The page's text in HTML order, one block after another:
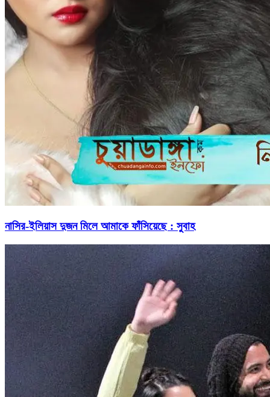
নাসির-ইলিয়াস দুজন মিলে আমাকে ফাঁসিয়েছে : সুবাহ